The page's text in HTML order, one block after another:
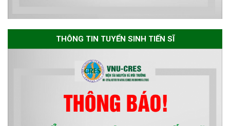
Thông báo danh sách thí sinh
đủ điều kiện dự tuyển Chương
trình đào tạo tiến sĩ chuyên
ngành Môi trường và phát triển
THÔNG TIN TUYỂN SINH TIẾN SĨ